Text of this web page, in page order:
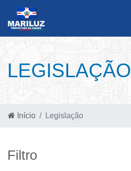
LEGISLAÇÃO
Início Legislação
Filtro